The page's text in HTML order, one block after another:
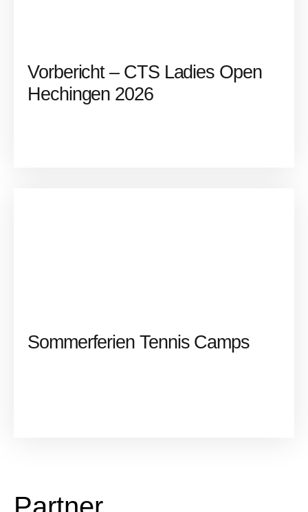
Vorbericht – CTS Ladies Open
Hechingen 2026
Sommerferien Tennis Camps